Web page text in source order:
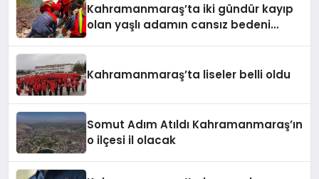
Kahramanmaraş’ta iki gündür kayıp
olan yaşlı adamın cansız bedeni
Kahramanmaraş’ta liseler belli oldu
Somut Adım Atıldı Kahramanmaraş’ın
o ilçesi il olacak